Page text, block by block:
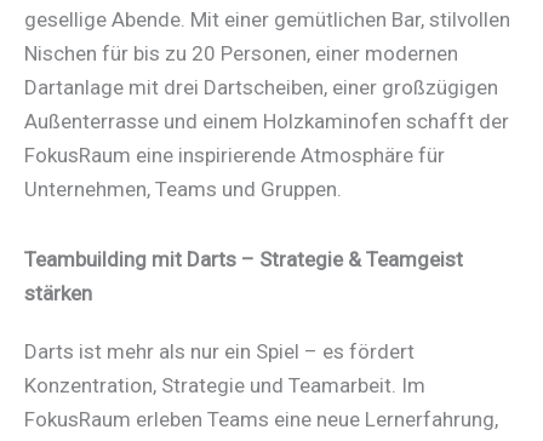
gesellige Abende. Mit einer gemütlichen Bar, stilvollen
Nischen für bis zu 20 Personen, einer modernen
Dartanlage mit drei Dartscheiben, einer großzügigen
Außenterrasse und einem Holzkaminofen schafft der
FokusRaum eine inspirierende Atmosphäre für
Unternehmen, Teams und Gruppen.
Teambuilding mit Darts – Strategie & Teamgeist
stärken
Darts ist mehr als nur ein Spiel – es fördert
Konzentration, Strategie und Teamarbeit. Im
FokusRaum erleben Teams eine neue Lernerfahrung,